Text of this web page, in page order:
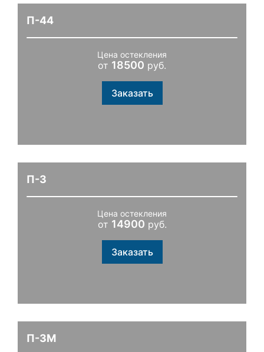
П-44
Цена остекления
от 18500 руб.
Заказать
П-3
Цена остекления
от 14900 руб.
Заказать
П-3М